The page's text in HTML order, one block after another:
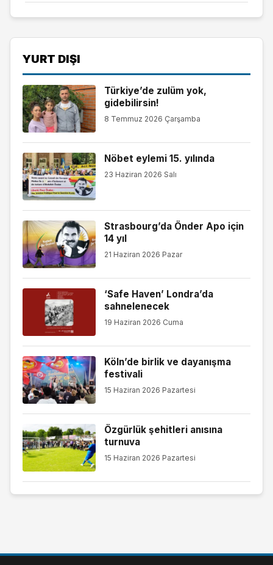
YURT DIŞI
Türkiye’de zulüm yok,
gidebilirsin!
8 Temmuz 2026 Çarşamba
Nöbet eylemi 15. yılında
23 Haziran 2026 Salı
Strasbourg’da Önder Apo için
14 yıl
21 Haziran 2026 Pazar
‘Safe Haven’ Londra’da
sahnelenecek
19 Haziran 2026 Cuma
Köln’de birlik ve dayanışma
festivali
15 Haziran 2026 Pazartesi
Özgürlük şehitleri anısına
turnuva
15 Haziran 2026 Pazartesi